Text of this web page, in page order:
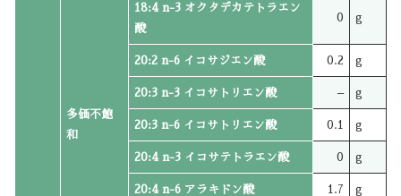
多価不飽
和
18:4 n-3 オクタデカテトラエン
酸
0 g
20:2 n-6 イコサジエン酸 0.2 g
20:3 n-3 イコサトリエン酸 – g
20:3 n-6 イコサトリエン酸 0.1 g
20:4 n-3 イコサテトラエン酸 0 g
20:4 n-6 アラキドン酸 1.7 g